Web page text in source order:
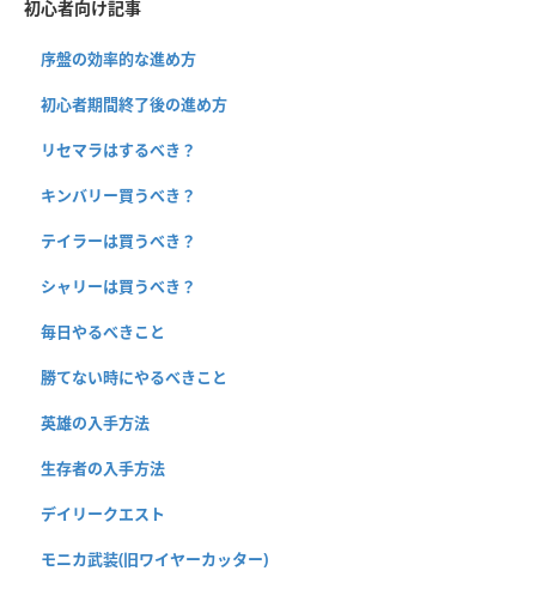
初心者向け記事
序盤の効率的な進め方
初心者期間終了後の進め方
リセマラはするべき？
キンバリー買うべき？
テイラーは買うべき？
シャリーは買うべき？
毎日やるべきこと
勝てない時にやるべきこと
英雄の入手方法
生存者の入手方法
デイリークエスト
モニカ武装(旧ワイヤーカッター)